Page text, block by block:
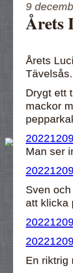
9
Årets
Årets
Tävelsås.
Drygt ett
mackor
Man ser
Sven
att klicka
En riktrig